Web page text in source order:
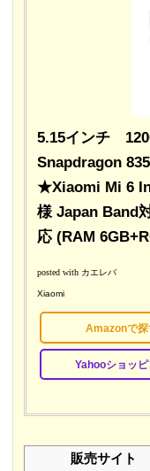
5.15インチ
Snapdragon
★Xiaomi Mi 6
様 Japan Band
応 (RAM
posted with カエレバ
Xiaomi
Amazonで探
Yahooショッ
販売サイト